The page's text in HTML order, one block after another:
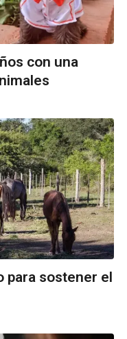
con una
para sostener el